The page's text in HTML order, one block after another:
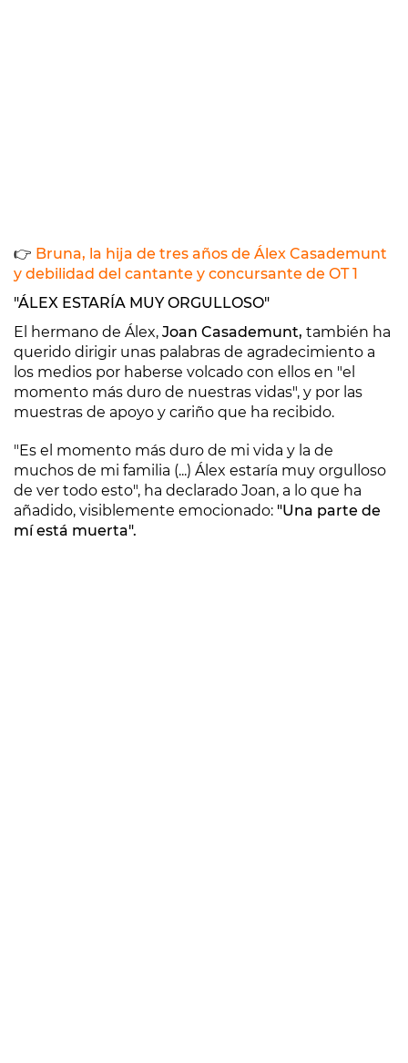
👉 Bruna, la hija de tres años de Álex Casademunt
y debilidad del cantante y concursante de OT 1
"ÁLEX ESTARÍA MUY ORGULLOSO"
El hermano de Álex, Joan Casademunt, también ha
querido dirigir unas palabras de agradecimiento a
los medios por haberse volcado con ellos en "el
momento más duro de nuestras vidas", y por las
muestras de apoyo y cariño que ha recibido.
"Es el momento más duro de mi vida y la de
muchos de mi familia (...) Álex estaría muy orgulloso
de ver todo esto", ha declarado Joan, a lo que ha
añadido, visiblemente emocionado: "Una parte de
mí está muerta".